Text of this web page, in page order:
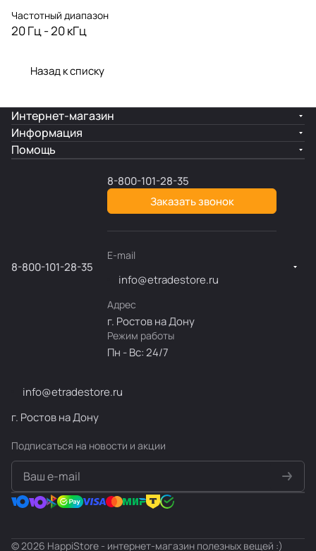
Частотный диапазон
20 Гц - 20 кГц
Назад к списку
Интернет-магазин
Информация
Помощь
8-800-101-28-35
8-800-101-28-35
Заказать звонок
E-mail
info@etradestore.ru
Адрес
г. Ростов на Дону
Режим работы
Пн - Вс: 24/7
info@etradestore.ru
г. Ростов на Дону
Подписаться на новости и акции
© 2026 HappiStore - интернет-магазин полезных вещей :)